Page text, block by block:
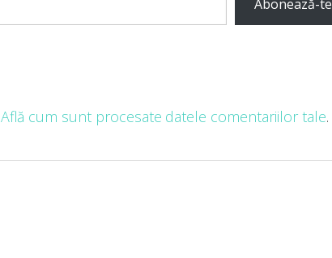
Abonează-te
Află cum sunt procesate datele comentariilor tale.